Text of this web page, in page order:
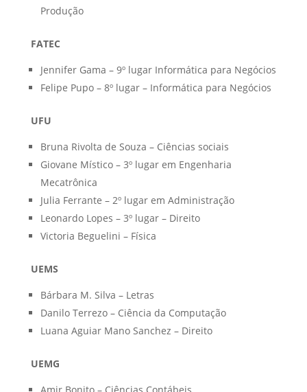
Produção
FATEC
Jennifer Gama – 9º lugar Informática para Negócios
Felipe Pupo – 8º lugar – Informática para Negócios
UFU
Bruna Rivolta de Souza – Ciências sociais
Giovane Místico – 3º lugar em Engenharia
Mecatrônica
Julia Ferrante – 2º lugar em Administração
Leonardo Lopes – 3º lugar – Direito
Victoria Beguelini – Física
UEMS
Bárbara M. Silva – Letras
Danilo Terrezo – Ciência da Computação
Luana Aguiar Mano Sanchez – Direito
UEMG